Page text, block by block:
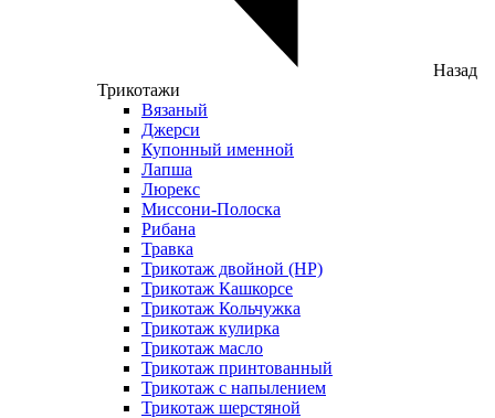
Назад
Трикотажи
Вязаный
Джерси
Купонный именной
Лапша
Люрекс
Миссони-Полоска
Рибана
Травка
Трикотаж двойной (НР)
Трикотаж Кашкорсе
Трикотаж Кольчужка
Трикотаж кулирка
Трикотаж масло
Трикотаж принтованный
Трикотаж с напылением
Трикотаж шерстяной